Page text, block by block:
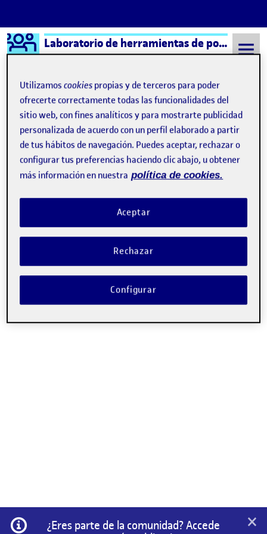
Saltar al contenido
Logo Ágora Laboratorio de herramientas de portafolios aula 5
Semestre 20221 - Aula 5 2 Octubre, 2022
2 Octubre, 2022
Sin título
Publicado por
Carles March Fernandez de Gorostiza
Fecha de publicación
comentario
Hola soy Carles, tengo 22 años y he estudiado dos grados uno
medio y otro superior. Actualmente estoy trabajando y estudiar
este grado de diseño es una nueva etapa la cual me motiva
mucho. Introducción Presentación de Folio y el Ágora …
Información
¿Eres parte de la comunidad? Accede
×
Utilizamoscookies propias y de terceros para poder
ofrecerte correctamente todas las funcionalidades del
sitio web, con fines analíticos y para mostrarte publicidad
personalizada de acuerdo con un perfil elaborado a partir
de tus hábitos de navegación. Puedes aceptar, rechazar o
configurar tus preferencias haciendo clic abajo, u obtener
más información en nuestra política de cookies.
Rechazar
Aceptar
Configurar